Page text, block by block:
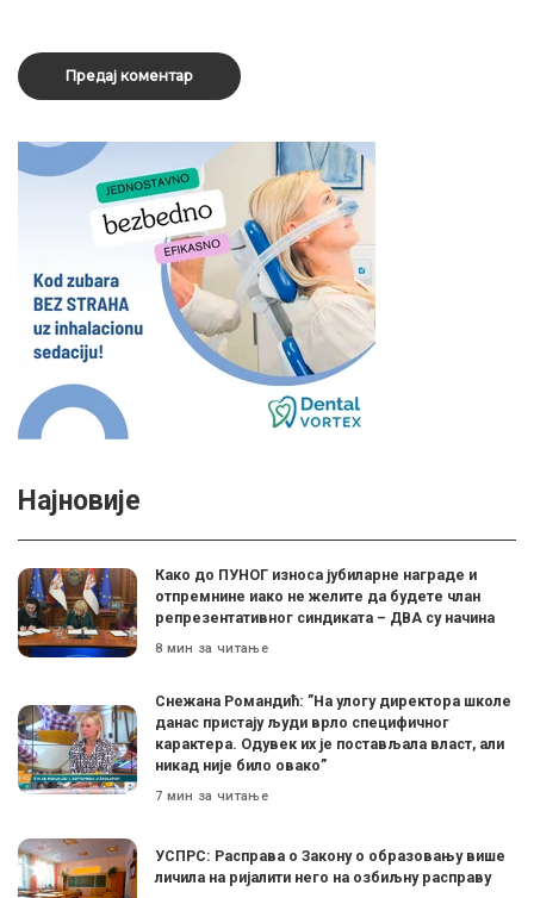
Најновије
Како до ПУНОГ износа јубиларне награде и
отпремнине иако не желите да будете члан
репрезентативног синдиката – ДВА су начина
8 мин за читање
Снежана Романдић: ”На улогу директора школе
данас пристају људи врло специфичног
карактера. Одувек их је постављала власт, али
никад није било овако”
7 мин за читање
УСПРС: Расправа о Закону о образовању више
личила на ријалити него на озбиљну расправу